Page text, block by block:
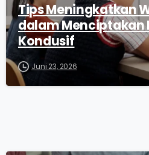
Tips Meningkatkan
dalam Menciptakan
Kondusif
Juni 23, 2026